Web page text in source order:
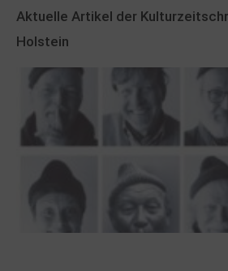
Aktuelle Artikel der
Holstein